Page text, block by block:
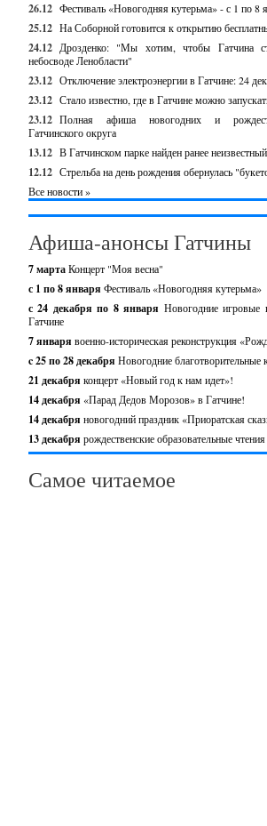
26.12 Фестиваль «Новогодняя кутерьма» - с 1 по 8
25.12 На Соборной готовится к открытию
24.12 Дрозденко: "Мы хотим, чтобы Гатчина
небосводе Ленобласти"
23.12 Отключение электроэнергии в Гатчине: 24
23.12 Стало известно, где в Гатчине можно
23.12 Полная афиша новогодних и
Гатчинского округа
13.12 В Гатчинском парке найден ранее
12.12 Стрельба на день рождения обернулась
Все новости »
Афиша-анонсы Гатчины
7 мартаКонцерт "Моя весна"
с 1 по 8 января Фестиваль «Новогодняя кутерьма»
с 24 декабря по 8 января Новогодние
Гатчине
7 января военно-историческая реконструкция
c 25 по 28 декабря Новогодние благотворительные
21 декабря концерт «Новый год к нам идет»!
14 декабря «Парад Дедов Морозов» в Гатчине!
14 декабря новогодний праздник «Приоратская
13 декабря рождественские образовательные
Самое читаемое